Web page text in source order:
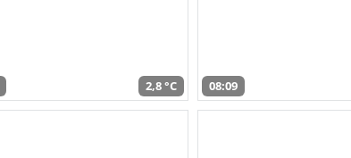
2,8 °C 08:09